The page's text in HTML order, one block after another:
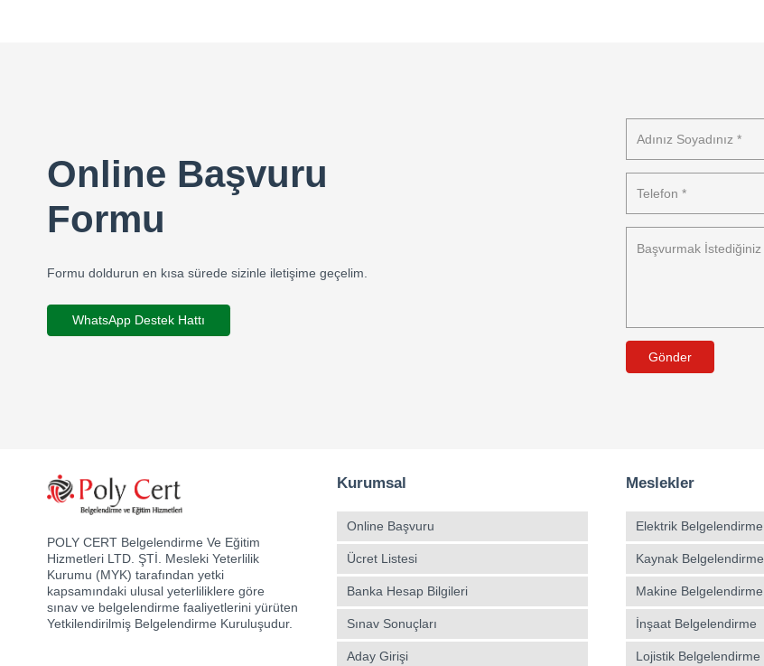
Online Başvuru
Formu
Formu doldurun en kısa sürede sizinle iletişime geçelim.
WhatsApp Destek Hattı
Gönder
POLY CERT Belgelendirme Ve Eğitim
Hizmetleri LTD. ŞTİ. Mesleki Yeterlilik
Kurumu (MYK) tarafından yetki
kapsamındaki ulusal yeterliliklere göre
sınav ve belgelendirme faaliyetlerini yürüten
Yetkilendirilmiş Belgelendirme Kuruluşudur.
Kurumsal
Online Başvuru
Ücret Listesi
Banka Hesap Bilgileri
Sınav Sonuçları
Aday Girişi
Meslekler
Elektrik Belgelendirme
Kaynak Belgelendirme
Makine Belgelendirme
İnşaat Belgelendirme
Lojistik Belgelendirme